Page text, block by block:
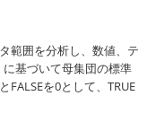
範囲を分析し、数値、テ
に基づいて母集団の標準
FALSEを0として、TRUE